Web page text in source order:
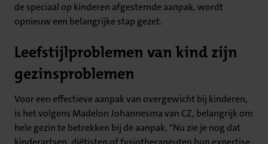
de speciaal op kinderen afgestemde aanpak, wordt
opnieuw een belangrijke stap gezet.
Leefstijlproblemen van kind zijn
gezinsproblemen
Voor een effectieve aanpak van overgewicht bij kinderen,
is het volgens Madelon Johannesma van CZ, belangrijk om
hele gezin te betrekken bij de aanpak. "Nu zie je nog dat